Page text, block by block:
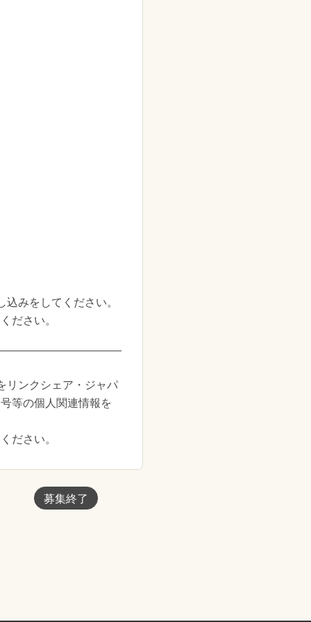
みをしてください。
ださい。
リンクシェア・ジャパ
等の個人関連情報を
ださい。
募集終了